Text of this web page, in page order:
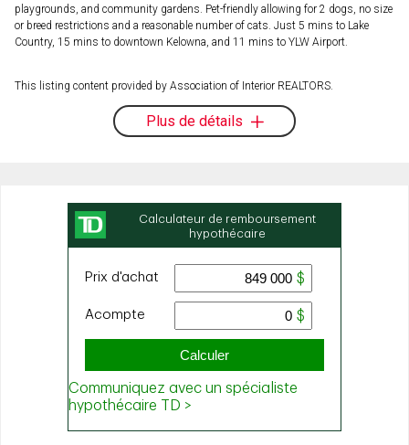
playgrounds, and community gardens. Pet-friendly allowing for 2 dogs, no size
or breed restrictions and a reasonable number of cats. Just 5 mins to Lake
Country, 15 mins to downtown Kelowna, and 11 mins to YLW Airport.
This listing content provided by Association of Interior REALTORS.
Plus de détails